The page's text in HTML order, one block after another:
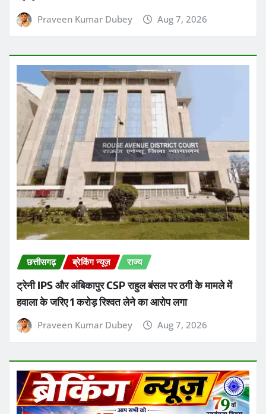
Praveen Kumar Dubey Aug 7, 2026
छत्तीसगढ़ ब्रेकिंग न्यूज़ राज्य
ट्रेनी IPS और अंबिकापुर CSP राहुल बंसल पर ठगी के मामले में
हवाला के जरिए 1 करोड़ रिश्वत लेने का आरोप लगा
Praveen Kumar Dubey Aug 7, 2026